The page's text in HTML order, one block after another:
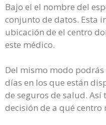
Bajo el el nombre del
conjunto de datos. Esta
ubicación de el centro
este médico.
Del mismo modo
días en los que están
de seguros de salud.
decisión de a qué centro